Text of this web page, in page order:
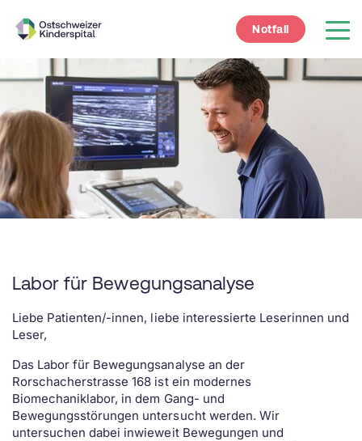
Labor für Bewegungsanalyse
Liebe Patienten/-innen, liebe interessierte Leserinnen und
Leser,
Das Labor für Bewegungsanalyse an der
Rorschacherstrasse 168 ist ein modernes
Biomechaniklabor, in dem Gang- und
Bewegungsstörungen untersucht werden. Wir
untersuchen dabei inwieweit Bewegungen und
Notfall